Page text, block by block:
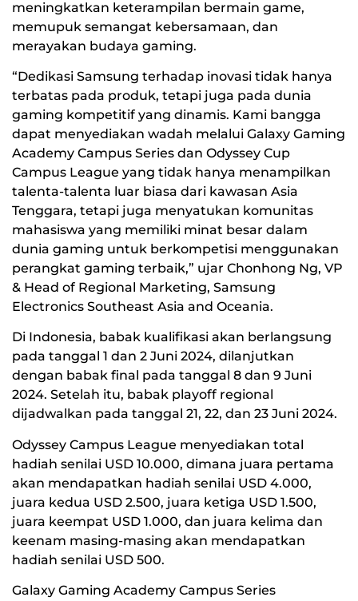
meningkatkan keterampilan bermain game,
memupuk semangat kebersamaan, dan
merayakan budaya gaming.
“Dedikasi Samsung terhadap inovasi tidak hanya
terbatas pada produk, tetapi juga pada dunia
gaming kompetitif yang dinamis. Kami bangga
dapat menyediakan wadah melalui Galaxy Gaming
Academy Campus Series dan Odyssey Cup
Campus League yang tidak hanya menampilkan
talenta-talenta luar biasa dari kawasan Asia
Tenggara, tetapi juga menyatukan komunitas
mahasiswa yang memiliki minat besar dalam
dunia gaming untuk berkompetisi menggunakan
perangkat gaming terbaik,” ujar Chonhong Ng, VP
& Head of Regional Marketing, Samsung
Electronics Southeast Asia and Oceania.
Di Indonesia, babak kualifikasi akan berlangsung
pada tanggal 1 dan 2 Juni 2024, dilanjutkan
dengan babak final pada tanggal 8 dan 9 Juni
2024. Setelah itu, babak playoff regional
dijadwalkan pada tanggal 21, 22, dan 23 Juni 2024.
Odyssey Campus League menyediakan total
hadiah senilai USD 10.000, dimana juara pertama
akan mendapatkan hadiah senilai USD 4.000,
juara kedua USD 2.500, juara ketiga USD 1.500,
juara keempat USD 1.000, dan juara kelima dan
keenam masing-masing akan mendapatkan
hadiah senilai USD 500.
Galaxy Gaming Academy Campus Series